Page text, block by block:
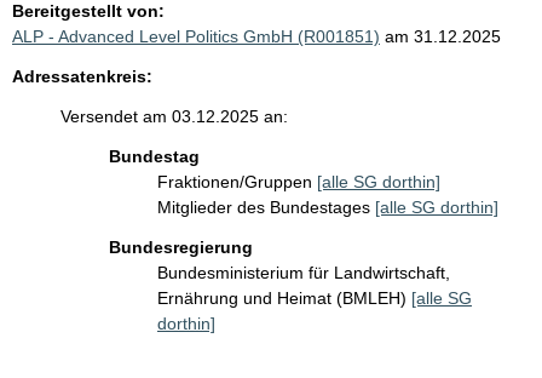
Bereitgestellt von:
ALP - Advanced Level Politics GmbH (R001851) am 31.12.2025
Adressatenkreis:
Versendet am 03.12.2025 an:
Bundestag
Fraktionen/Gruppen [alle SG dorthin]
Mitglieder des Bundestages [alle SG dorthin]
Bundesregierung
Bundesministerium für Landwirtschaft,
Ernährung und Heimat (BMLEH) [alle SG
dorthin]